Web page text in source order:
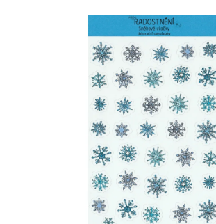
je
z
5
hvězdiček.